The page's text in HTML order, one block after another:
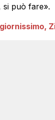
si può fare».